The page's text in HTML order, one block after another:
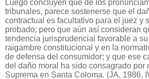
Luego concluyen que de los
tribunales, parece sostenerse que el
contractual es facultativo para el juez y
probado; pero que aún así consideran
tendencia jurisprudencial favorable a
raigambre constitucional y en la
de defensa del consumidor; y que ese
del daño moral ha sido consagrado por
Suprema en Santa Coloma. (JA, 1986,